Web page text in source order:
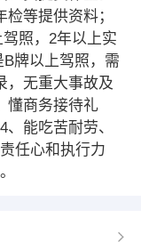
等提供资料；
照，2年以上实
牌以上驾照，需
，无重大事故及
懂商务接待礼
能吃苦耐劳、
任心和执行力